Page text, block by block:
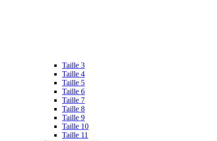
Taille 3
Taille 4
Taille 5
Taille 6
Taille 7
Taille 8
Taille 9
Taille 10
Taille 11